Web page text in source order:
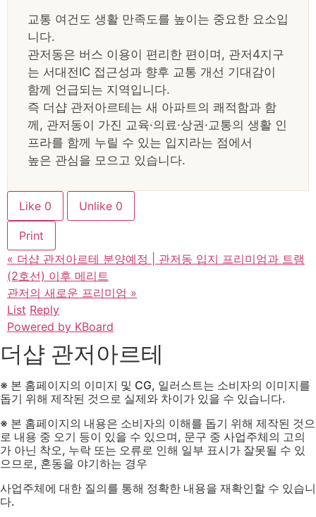
교통 여건도 생활 만족도를 높이는 중요한 요소입
니다.
관저동은 버스 이용이 편리한 편이며, 관저4지구
는 서대전IC 접근성과 향후 교통 개선 기대감이
함께 언급되는 지역입니다.
즉 더샵 관저아르테는 새 아파트의 쾌적함과 함
께, 관저동이 가진 교육·의료·상권·교통의 생활 인
프라를 함께 누릴 수 있는 입지라는 점에서
높은 관심을 모으고 있습니다.
Like 0 Unlike 0
Print
« 더샵 관저아르테 분양예정 | 관저동 입지 프리미엄과 트램
(2호선) 이후 메리트
관저의 새로운 프리미엄 »
List Reply
Powered by KBoard
더샵 관저아르테
※ 본 홈페이지의 이미지 및 CG, 일러스트는 소비자의 이미지를
돕기 위해 제작된 것으로 실제와 차이가 있을 수 있습니다.
※ 본 홈페이지의 내용은 소비자의 이해를 돕기 위해 제작된 것으
로 내용 중 오기 등이 있을 수 있으며, 문구 중 사업주체의 고의
가 아닌 착오, 누락 또는 오류로 인해 일부 표시가 잘못될 수 있
으므로, 혼동을 야기하는 경우
사업주체에 대한 질의를 통해 정확한 내용을 재확인할 수 있습니
다.